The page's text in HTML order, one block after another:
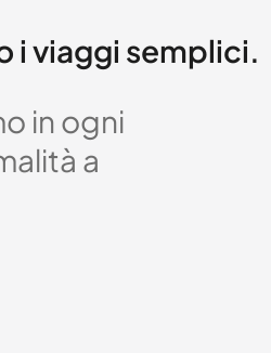
i viaggi semplici.
in ogni
a